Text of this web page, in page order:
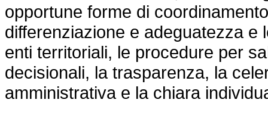
opportune forme di
differenziazione e adeguatezza e
enti territoriali, le procedure per
decisionali, la trasparenza, la
amministrativa e la chiara